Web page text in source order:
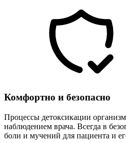
Комфортно и безопасно
Процессы детоксикации
наблюдением врача. Всегда в
боли и мучений для пациента и